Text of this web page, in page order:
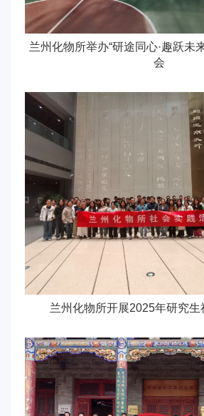
兰州化物所举办“研途同心·趣跃未
会
兰州化物所开展2025年研究生